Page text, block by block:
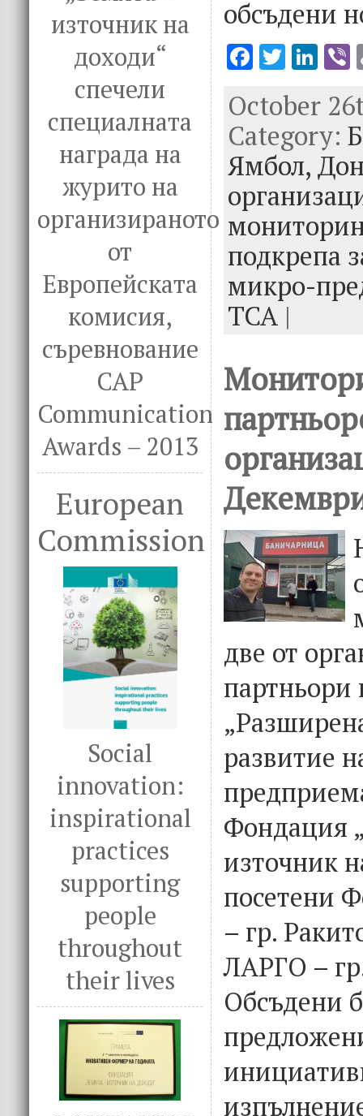
източник на
доходи“
спечели
специалната
награда на
журито на
организираното
от
Европейската
комисия,
съревнование
CAP
Communication
Awards – 2013
European
Commission
Social
innovation:
inspirational
practices
supporting
people
throughout
their lives
обсъдени
F
e
b
o
o
k
T
it
te
r
Li
k
e
dI
n
October
Category:
Ямбол,
подкрепа
микро-
ТСА |
две от
партньори
развитие
Фондация
източник
посетени
– гр.
ЛАРГО –
Обсъдени